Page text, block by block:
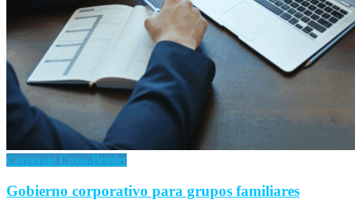
Corporate Cross-Border
Gobierno corporativo para grupos familiares